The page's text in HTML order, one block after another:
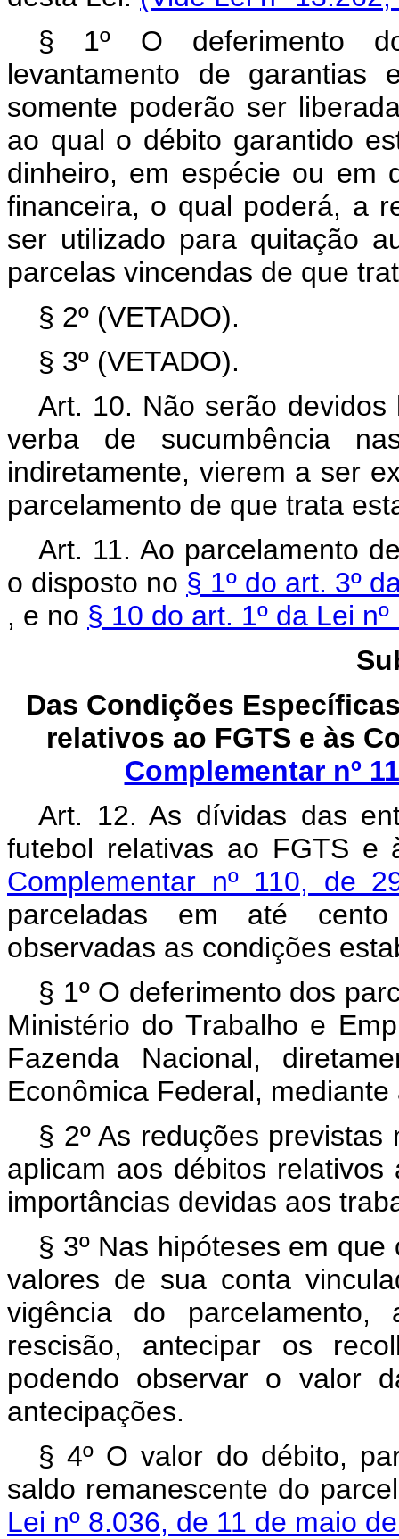
§ 1º O deferimento
levantamento de garantias
somente poderão ser
ao qual o débito garantido
dinheiro, em espécie ou em
financeira, o qual poderá, a
ser utilizado para quitação
parcelas vincendas de que
§ 2º (VETADO).
§ 3º (VETADO).
Art. 10. Não serão
verba de sucumbência
indiretamente, vierem a ser
parcelamento de que trata
Art. 11. Ao parcelamento
o disposto no § 1º do art. 3º
, e no § 10 do art. 1º da Lei
Das Condições
relativos ao FGTS e às
Complementar nº
Art. 12. As dívidas das
futebol relativas ao FGTS e
Complementar nº 110, de
parceladas em até
observadas as condições
§ 1º O deferimento dos
Ministério do Trabalho e
Fazenda Nacional,
Econômica Federal,
§ 2º As reduções
aplicam aos débitos
importâncias devidas aos
§ 3º Nas hipóteses em
valores de sua conta
vigência do
rescisão, antecipar os
podendo observar o valor
antecipações.
§ 4º O valor do débito,
saldo remanescente do
Lei nº 8.036, de 11 de maio